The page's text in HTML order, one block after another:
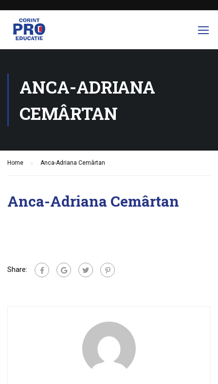
ANCA-ADRIANA
CEMÂRTAN
Home Anca-Adriana Cemârtan
Anca-Adriana Cemârtan
Share: